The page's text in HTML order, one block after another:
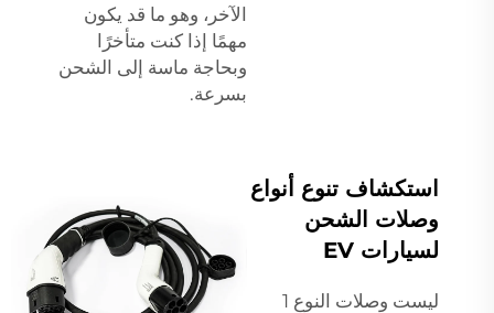
الآخر، وهو ما قد يكون
مهمًا إذا كنت متأخرًا
وبحاجة ماسة إلى الشحن
بسرعة.
استكشاف تنوع أنواع
وصلات الشحن
لسيارات EV
ليست وصلات النوع 1